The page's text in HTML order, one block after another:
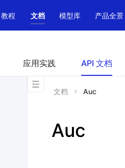
教程 文档 模型库 产品全景
应用实践 API 文档
文档 Auc
Auc